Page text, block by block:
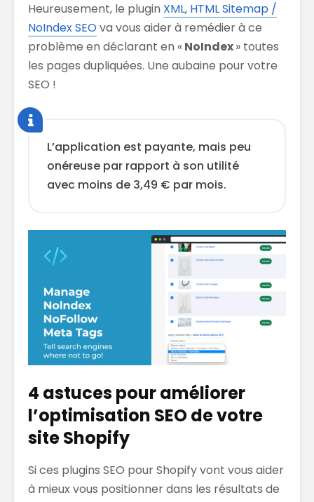
Heureusement, le plugin XML, HTML Sitemap /
NoIndex SEOva vous aider à remédier à ce
problème en déclarant en «NoIndex» toutes
les pages dupliquées. Une aubaine pour votre
SEO !
L’application est payante, mais peu
onéreuse par rapport à son utilité
avec moins de 3,49 € par mois.
4 astuces pour améliorer
l’optimisation SEO de votre
site Shopify
Si ces plugins SEO pour Shopify vont vous aider
à mieux vous positionner dans les résultats de